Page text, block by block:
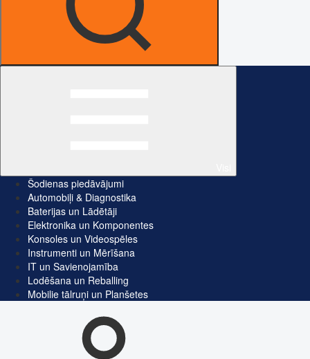
Šodienas piedāvājumi
Automobiļi & Diagnostika
Baterijas un Lādētāji
Elektronika un Komponentes
Konsoles un Videospēles
Instrumenti un Mērīšana
IT un Savienojamība
Lodēšana un Reballing
Mobilie tālruņi un Planšetes